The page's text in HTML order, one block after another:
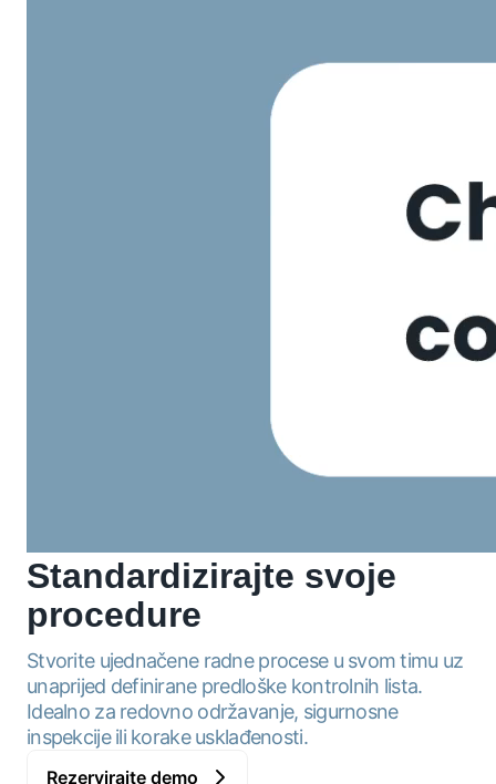
Standardizirajte svoje
procedure
Stvorite ujednačene radne procese u svom timu uz
unaprijed definirane predloške kontrolnih lista.
Idealno za redovno održavanje, sigurnosne
inspekcije ili korake usklađenosti.
Rezervirajte demo